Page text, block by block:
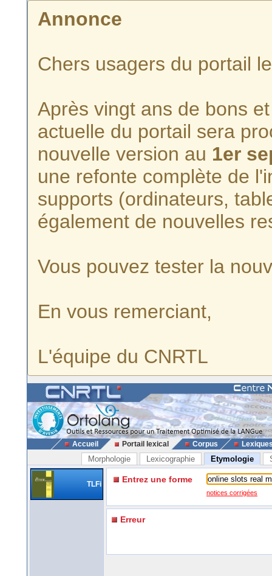
Annonce
Chers usagers du portail
Après vingt ans de bons
actuelle du portail sera
nouvelle version au 1er
une refonte complète de
supports (ordinateurs,
également de nouvelles
Vous pouvez tester la
En vous remerciant,
L'équipe du CNRTL
Accueil Portail lexical Corpus
Morphologie Lexicographie Etymologie
TLFi Entrez une forme
notices corrigées
Erreur